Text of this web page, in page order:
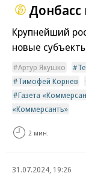
Крупнейший
новые
Артур Якушко
Тимофей Корнев
Газета
«Коммерсантъ»
2 мин.
31.07.2024, 19:26